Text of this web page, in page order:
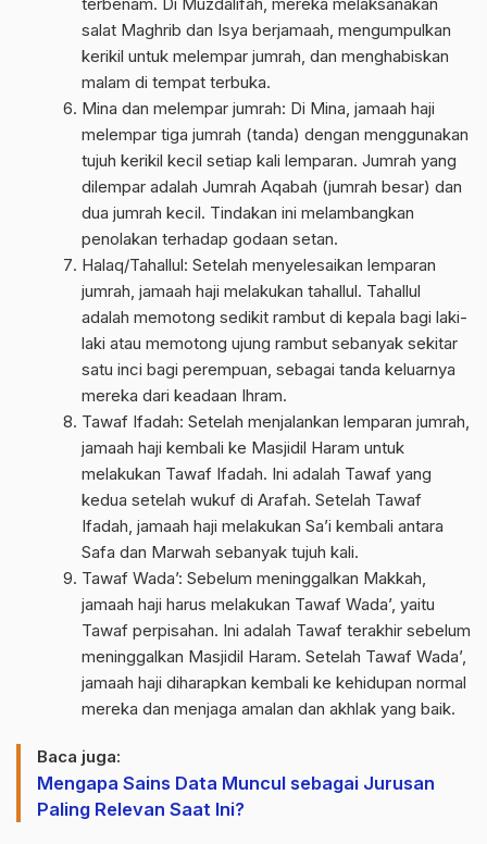
salat Maghrib dan Isya berjamaah, mengumpulkan
kerikil untuk melempar jumrah, dan menghabiskan
malam di tempat terbuka.
Mina dan melempar jumrah: Di Mina, jamaah haji
melempar tiga jumrah (tanda) dengan menggunakan
tujuh kerikil kecil setiap kali lemparan. Jumrah yang
dilempar adalah Jumrah Aqabah (jumrah besar) dan
dua jumrah kecil. Tindakan ini melambangkan
penolakan terhadap godaan setan.
Halaq/Tahallul: Setelah menyelesaikan lemparan
jumrah, jamaah haji melakukan tahallul. Tahallul
adalah memotong sedikit rambut di kepala bagi laki-
laki atau memotong ujung rambut sebanyak sekitar
satu inci bagi perempuan, sebagai tanda keluarnya
mereka dari keadaan Ihram.
Tawaf Ifadah: Setelah menjalankan lemparan jumrah,
jamaah haji kembali ke Masjidil Haram untuk
melakukan Tawaf Ifadah. Ini adalah Tawaf yang
kedua setelah wukuf di Arafah. Setelah Tawaf
Ifadah, jamaah haji melakukan Sa’i kembali antara
Safa dan Marwah sebanyak tujuh kali.
Tawaf Wada’: Sebelum meninggalkan Makkah,
jamaah haji harus melakukan Tawaf Wada’, yaitu
Tawaf perpisahan. Ini adalah Tawaf terakhir sebelum
meninggalkan Masjidil Haram. Setelah Tawaf Wada’,
jamaah haji diharapkan kembali ke kehidupan normal
mereka dan menjaga amalan dan akhlak yang baik.
Baca juga:
Mengapa Sains Data Muncul sebagai Jurusan
Paling Relevan Saat Ini?